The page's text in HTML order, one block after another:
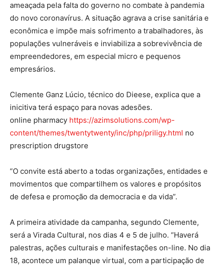
ameaçada pela falta do governo no combate à pandemia
do novo coronavírus. A situação agrava a crise sanitária e
econômica e impõe mais sofrimento a trabalhadores, às
populações vulneráveis e inviabiliza a sobrevivência de
empreendedores, em especial micro e pequenos
empresários.
Clemente Ganz Lúcio, técnico do Dieese, explica que a
inicitiva terá espaço para novas adesões.
online pharmacy https://azimsolutions.com/wp-
content/themes/twentytwenty/inc/php/priligy.html no
prescription drugstore
“O convite está aberto a todas organizações, entidades e
movimentos que compartilhem os valores e propósitos
de defesa e promoção da democracia e da vida”.
A primeira atividade da campanha, segundo Clemente,
será a Virada Cultural, nos dias 4 e 5 de julho. “Haverá
palestras, ações culturais e manifestações on-line. No dia
18, acontece um palanque virtual, com a participação de